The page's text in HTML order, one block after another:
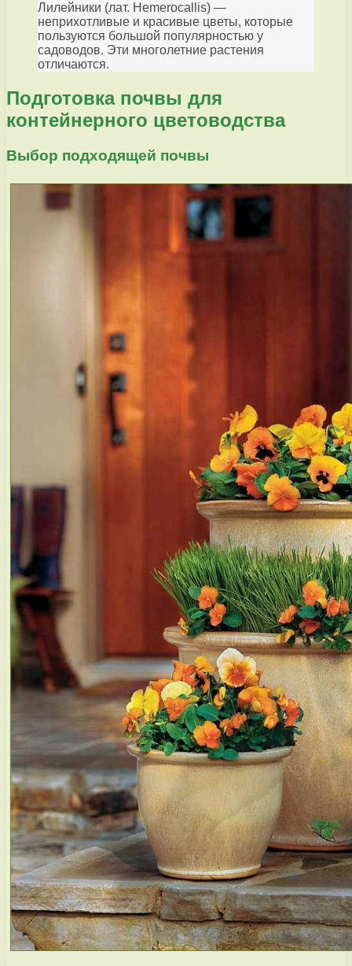
Лилейники (лат. Hemerocallis) —
неприхотливые и красивые цветы, которые
пользуются большой популярностью у
садоводов. Эти многолетние растения
отличаются.
Подготовка почвы для
контейнерного цветоводства
Выбор подходящей почвы